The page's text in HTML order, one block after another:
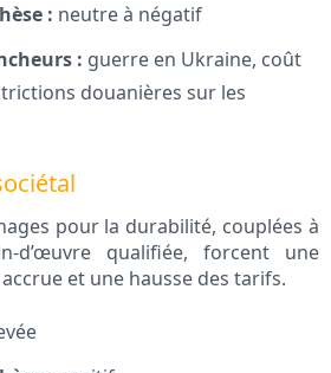
: neutre à négatif
: guerre en Ukraine, coût
douanières sur les
pour la durabilité, couplées à
d’œuvre qualifiée, forcent une
et une hausse des tarifs.